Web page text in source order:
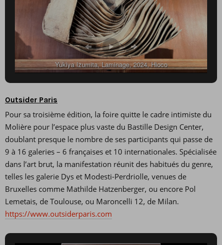
Yukiya Izumita, Laminage, 2024, Hioco
Outsider Paris
Pour sa troisième édition, la foire quitte le cadre intimiste du
Molière pour l’espace plus vaste du Bastille Design Center,
doublant presque le nombre de ses participants qui passe de
9 à 16 galeries – 6 françaises et 10 internationales. Spécialisée
dans l’art brut, la manifestation réunit des habitués du genre,
telles les galerie Dys et Modesti-Perdriolle, venues de
Bruxelles comme Mathilde Hatzenberger, ou encore Pol
Lemetais, de Toulouse, ou Maroncelli 12, de Milan.
https://www.outsiderparis.com